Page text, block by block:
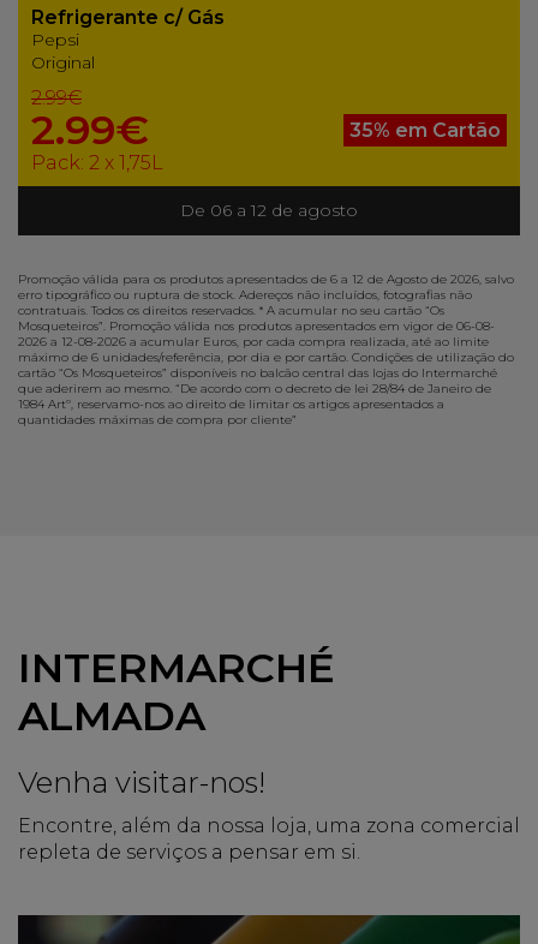
Refrigerante c/ Gás
Pepsi
Original
2.99€
2.99€
Pack: 2 x 1,75L
35% em Cartão
De 06 a 12 de agosto
Promoção válida para os produtos apresentados de 6 a 12 de Agosto de 2026, salvo
erro tipográfico ou ruptura de stock. Adereços não incluídos, fotografias não
contratuais. Todos os direitos reservados. * A acumular no seu cartão “Os
Mosqueteiros”. Promoção válida nos produtos apresentados em vigor de 06-08-
2026 a 12-08-2026 a acumular Euros, por cada compra realizada, até ao limite
máximo de 6 unidades/referência, por dia e por cartão. Condições de utilização do
cartão “Os Mosqueteiros” disponíveis no balcão central das lojas do Intermarché
que aderirem ao mesmo. “De acordo com o decreto de lei 28/84 de Janeiro de
1984 Artº, reservamo-nos ao direito de limitar os artigos apresentados a
quantidades máximas de compra por cliente”
INTERMARCHÉ
ALMADA
Venha visitar-nos!
Encontre, além da nossa loja, uma zona comercial
repleta de serviços a pensar em si.